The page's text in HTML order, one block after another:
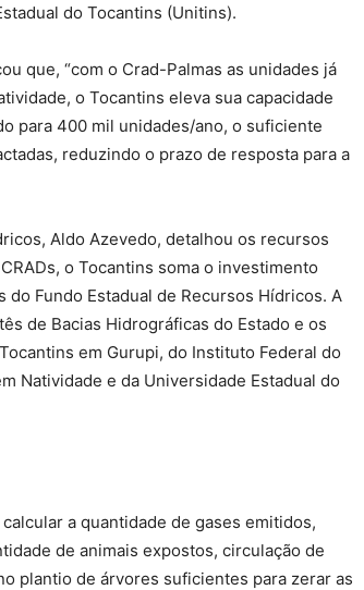
do Tocantins (Unitins).
que, “com o Crad-Palmas as unidades já
o Tocantins eleva sua capacidade
para 400 mil unidades/ano, o suficiente
reduzindo o prazo de resposta para a
Aldo Azevedo, detalhou os recursos
o Tocantins soma o investimento
Fundo Estadual de Recursos Hídricos. A
de Bacias Hidrográficas do Estado e os
em Gurupi, do Instituto Federal do
Natividade e da Universidade Estadual do
a quantidade de gases emitidos,
de animais expostos, circulação de
plantio de árvores suficientes para zerar as